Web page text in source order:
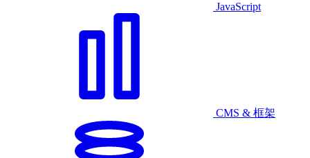
JavaScript
CMS & 框架